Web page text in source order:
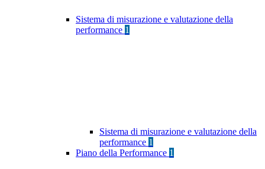
Sistema di misurazione e valutazione della
performance 1
Sistema di misurazione e valutazione della
performance 1
Piano della Performance 1